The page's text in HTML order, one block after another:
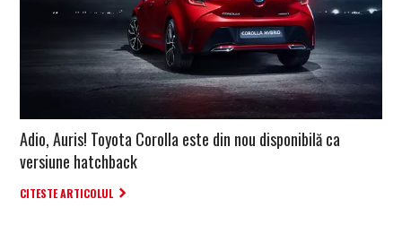
Adio, Auris! Toyota Corolla este din nou disponibilă ca
versiune hatchback
CITESTE ARTICOLUL